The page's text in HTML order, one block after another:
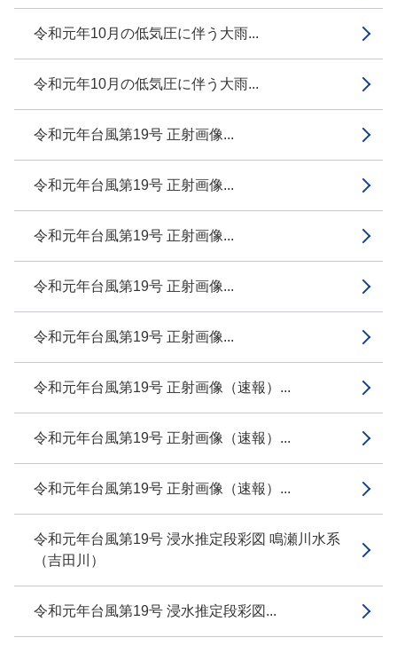
令和元年10月の低気圧に伴う大雨...
令和元年10月の低気圧に伴う大雨...
令和元年台風第19号 正射画像...
令和元年台風第19号 正射画像...
令和元年台風第19号 正射画像...
令和元年台風第19号 正射画像...
令和元年台風第19号 正射画像...
令和元年台風第19号 正射画像（速報）...
令和元年台風第19号 正射画像（速報）...
令和元年台風第19号 正射画像（速報）...
令和元年台風第19号 浸水推定段彩図 鳴瀬川水系
（吉田川）
令和元年台風第19号 浸水推定段彩図...